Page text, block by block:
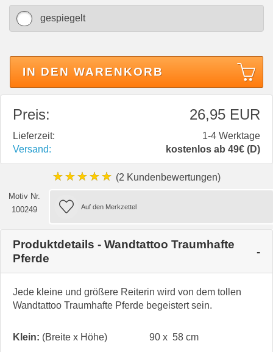
gespiegelt
IN DEN WARENKORB
Preis: 26,95 EUR
Lieferzeit:
1-4 Werktage
Versand:
kostenlos ab 49€ (D)
★★★★★ (2 Kundenbewertungen)
Motiv Nr.
100249
Produktdetails - Wandtattoo Traumhafte
Pferde
Jede kleine und größere Reiterin wird von dem tollen
Wandtattoo Traumhafte Pferde begeistert sein.
Klein: (Breite x Höhe)
90 x 58 cm